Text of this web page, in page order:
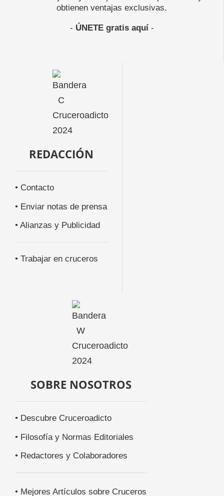
obtienen ventajas exclusivas.
- ÚNETE gratis aquí-
REDACCIÓN
• Contacto
• Enviar notas de prensa
• Alianzas y Publicidad
• Trabajar en cruceros
SOBRE NOSOTROS
• Descubre Cruceroadicto
• Filosofía y Normas Editoriales
• Redactores y Colaboradores
• Mejores Artículos sobre Cruceros